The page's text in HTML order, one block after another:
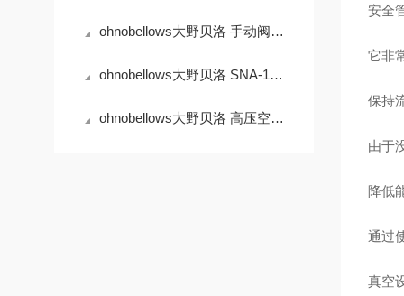
ohnobellows大野贝洛 手动阀 MS-04-BG-316L
ohnobellows大野贝洛 SNA-10B-BW-25A-NC-16-EP 手动阀
ohnobellows大野贝洛 高压空气动作阀 DSHA-04-BG-NC-316L-EP 华北
安全
它非
保持
由于
降低
通过
真空